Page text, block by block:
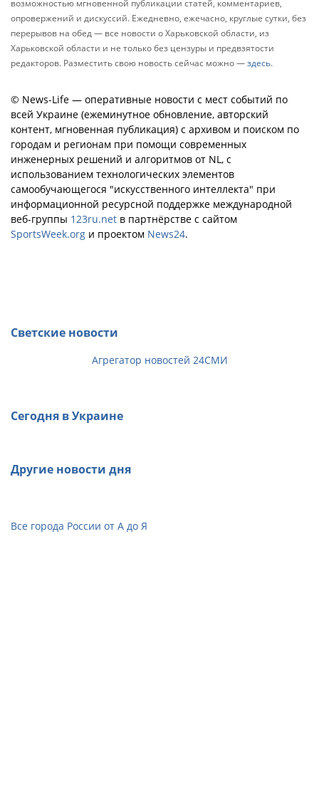
возможностью мгновенной публикации статей, комментариев,
опровержений и дискуссий. Ежедневно, ежечасно, круглые сутки, без
перерывов на обед — все новости о Харьковской области, из
Харьковской области и не только без цензуры и предвзятости
редакторов. Разместить свою новость сейчас можно —здесь.
© News-Life — оперативные новости с мест событий по
всей Украине (ежеминутное обновление, авторский
контент, мгновенная публикация) с архивом и поиском по
городам и регионам при помощи современных
инженерных решений и алгоритмов от NL, с
использованием технологических элементов
самообучающегося "искусственного интеллекта" при
информационной ресурсной поддержке международной
веб-группы 123ru.net в партнёрстве с сайтом
SportsWeek.org и проектом News24.
Светские новости
Агрегатор новостей 24СМИ
Сегодня в Украине
Другие новости дня
Все города России от А до Я